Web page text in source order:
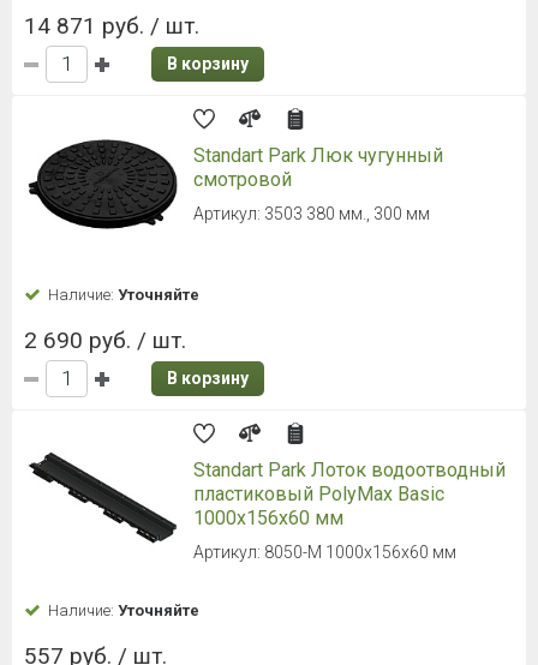
14 871 руб. / шт.
В корзину
Standart Park Люк чугунный
смотровой
Артикул: 3503 380 мм., 300 мм
Наличие: Уточняйте
2 690 руб. / шт.
В корзину
Standart Park Лоток водоотводный
пластиковый PolyMax Basic
1000х156х60 мм
Артикул: 8050-М 1000х156х60 мм
Наличие: Уточняйте
557 руб. / шт.